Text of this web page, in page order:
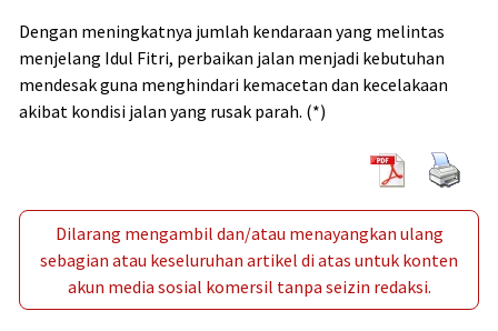
Dengan meningkatnya jumlah kendaraan yang melintas
menjelang Idul Fitri, perbaikan jalan menjadi kebutuhan
mendesak guna menghindari kemacetan dan kecelakaan
akibat kondisi jalan yang rusak parah. (*)
Dilarang mengambil dan/atau menayangkan ulang
sebagian atau keseluruhan artikel di atas untuk konten
akun media sosial komersil tanpa seizin redaksi.